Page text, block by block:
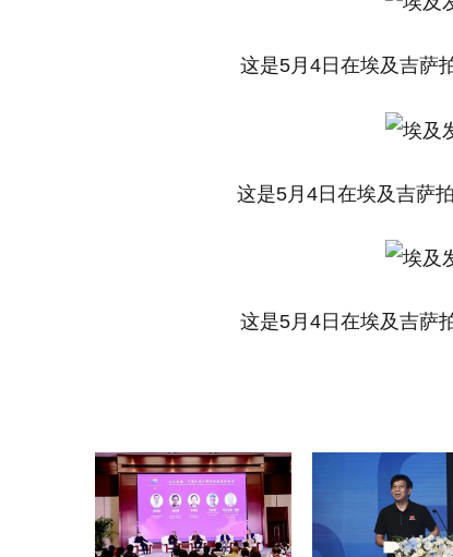
这是5月4日在埃及吉萨拍
这是5月4日在埃及吉萨拍
这是5月4日在埃及吉萨拍